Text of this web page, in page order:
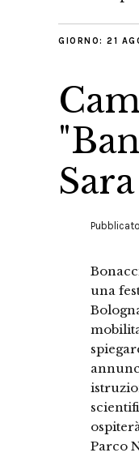
GIORNO: 21
una
Parco